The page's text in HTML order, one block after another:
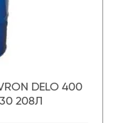
DELO 400
208Л